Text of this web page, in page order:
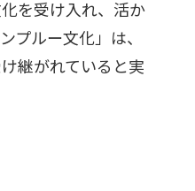
を受け入れ、活か
プルー文化」は、
継がれていると実